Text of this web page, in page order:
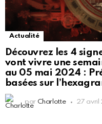
Actualité
Découvrez les 4
vont vivre une
au 05 mai 2024 :
basées sur
par Charlotte 27 avril